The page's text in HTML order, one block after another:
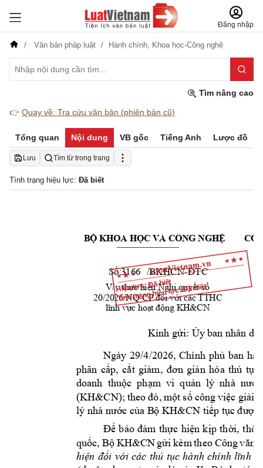
Đăng nhập
Văn bản pháp luật Hành chính, Khoa học-Công nghệ
Tìm nâng cao
👉 Quay về: Tra cứu văn bản (phiên bản cũ)
Tổng quan Nội dung VB gốc Tiếng Anh Lược đồ
Lưu Tìm từ trong trang
Tình trạng hiệu lực: Đã biết
Hiệu lực: Đã biết
Tình trạng hiệu lực: Đã biết
BỘ KHOA HỌC VÀ CÔNG NGHỆ
Số:          /BKHCN-ĐTC
V/v thực hiện Nghị quyết số
20/2026/NQ-CP đối với các TTHC
lĩnh vực hoạt động KH&CN
Kính gửi: Ủy ban nhân
Ngày 29/4/2026, Chính phủ ban
phân cấp, cắt giảm, đơn giản hóa thủ tục
doanh  thuộc  phạm  vi  quản  lý  nhà
(KH&CN); theo đó, một số công việc giải
lý nhà nước của Bộ KH&CN tiếp tục được
Để bảo đảm thực hiện kịp thời,
quốc, Bộ KH&CNgửi kèm theo Công văn
hiện đối với các thủ tục hành chính lĩnh
3166